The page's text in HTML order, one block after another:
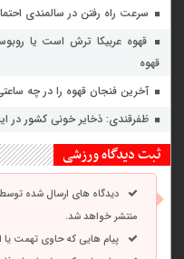
سرعت راه رفتن در سالمندی
قهوه عربیکا ترش است یا
قهوه
آخرین فنجان قهوه را در چه ساعتی
ظفرقندی: ذخایر خونی کشور در
ثبت دیدگاه ورزشی
دیدگاه های ارسال شده توسط
منتشر خواهد شد.
پیام هایی که حاوی تهمت یا